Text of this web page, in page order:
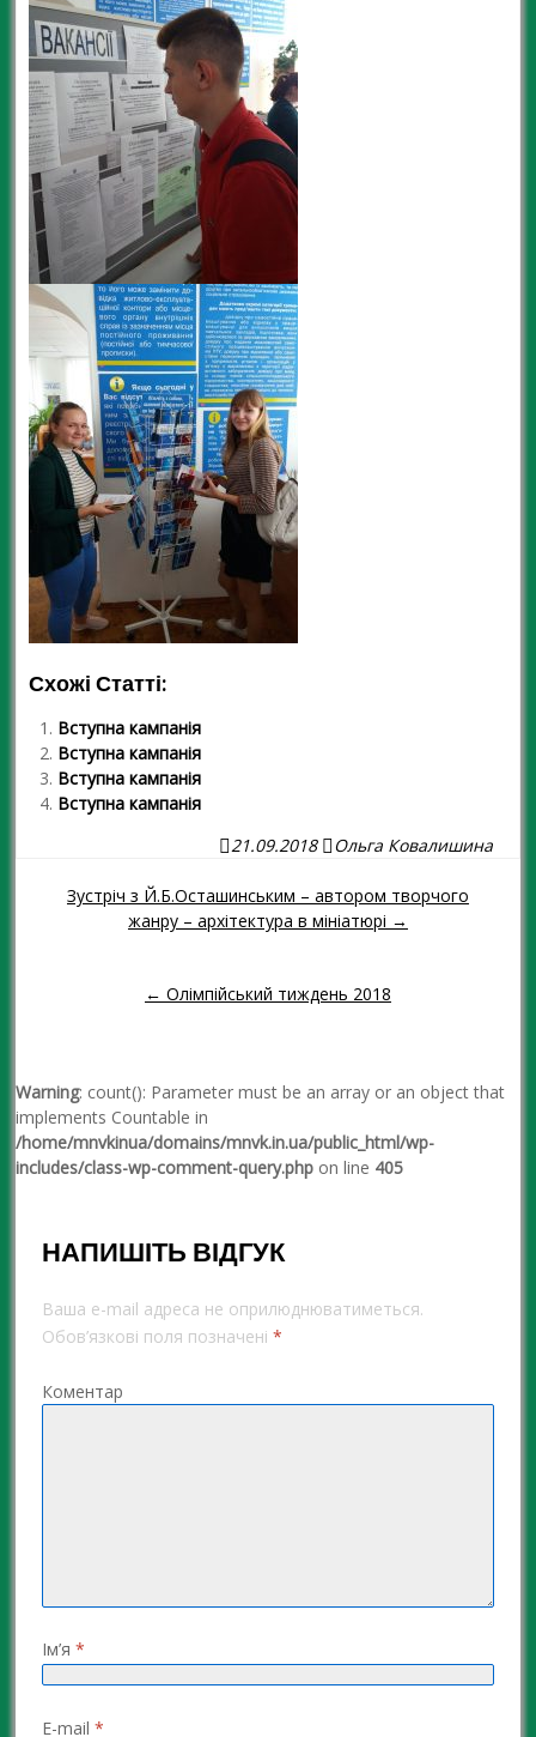
Схожі Статті:
Вступна кампанія
Вступна кампанія
Вступна кампанія
Вступна кампанія
21.09.2018
Ольга Ковалишина
Навігація повідомленням
Зустріч з Й.Б.Осташинським – автором творчого
жанру – архітектура в мініатюрі →
← Олімпійський тиждень 2018
Warning: count(): Parameter must be an array or an object that
implements Countable in
/home/mnvkinua/domains/mnvk.in.ua/public_html/wp-
includes/class-wp-comment-query.php on line 405
НАПИШІТЬ ВІДГУК
Ваша e-mail адреса не оприлюднюватиметься.
Обов’язкові поля позначені *
Коментар
Ім’я *
E-mail *